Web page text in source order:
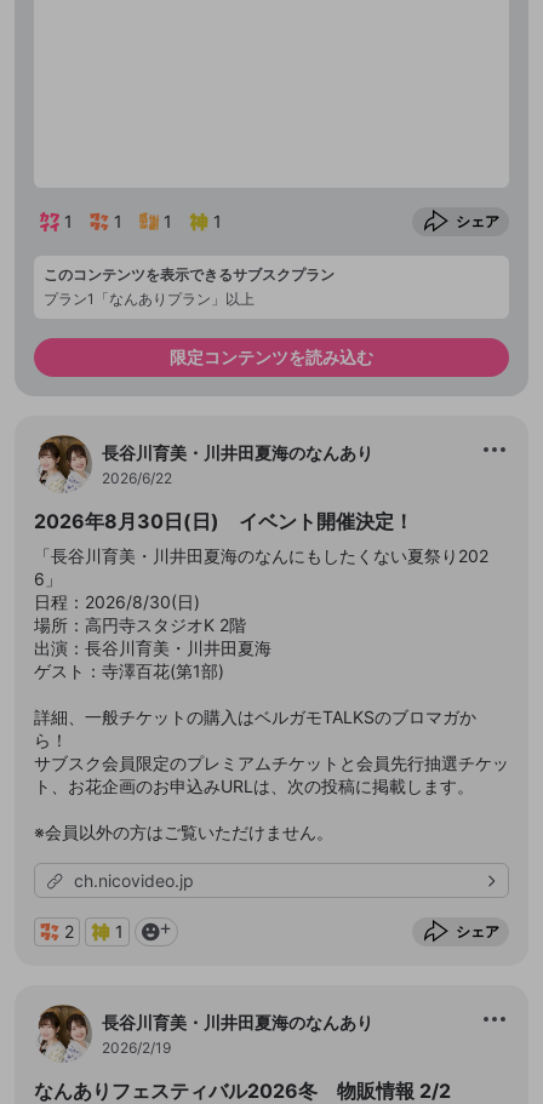
1 1 1 1 シェア
このコンテンツを表示できるサブスクプラン
プラン1「なんありプラン」以上
限定コンテンツを読み込む
長谷川育美・川井田夏海のなんあり
2026/6/22
2026年8月30日(日) イベント開催決定！
「長谷川育美・川井田夏海のなんにもしたくない夏祭り202
6」
日程：2026/8/30(日)
場所：高円寺スタジオK 2階
出演：長谷川育美・川井田夏海
ゲスト：寺澤百花(第1部)
詳細、一般チケットの購入はベルガモTALKSのブロマガか
ら！
サブスク会員限定のプレミアムチケットと会員先行抽選チケッ
ト、お花企画のお申込みURLは、次の投稿に掲載します。
※会員以外の方はご覧いただけません。
ch.nicovideo.jp
2 1 シェア
長谷川育美・川井田夏海のなんあり
2026/2/19
なんありフェスティバル2026冬 物販情報 2/2